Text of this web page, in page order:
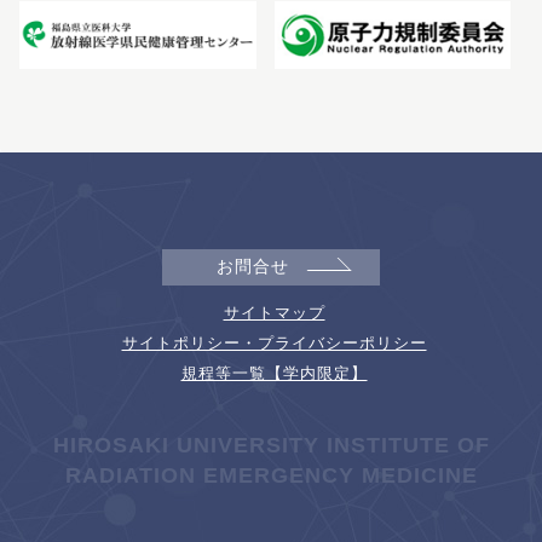
お問合せ
サイトマップ
サイトポリシー・プライバシーポリシー
規程等一覧【学内限定】
HIROSAKI UNIVERSITY INSTITUTE OF
RADIATION EMERGENCY MEDICINE